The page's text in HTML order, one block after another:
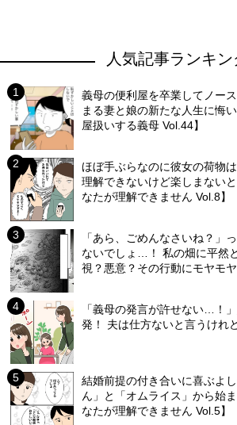
人気記事ランキン
義母の便利屋を卒業してノー
まる妻と娘の新たな人生に悔
屋扱いする義母 Vol.44】
ほぼ手ぶらなのに彼女の荷物
理解できないけど楽しまない
なたが理解できません Vol.8】
「あら、ごめんなさいね？」
ないでしょ…！ 私の畑に平然
視？悪意？その行動にモヤモ
「義母の発言が許せない…！
発！ 夫は仕方ないと言うけれ
結婚前提の付き合いに喜ぶよ
ん」と「オムライス」から始
なたが理解できません Vol.5】